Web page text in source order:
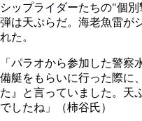
シップライダーたちの"個
弾は天ぷらだ。海老魚雷が
れた。
「パラオから参加した警
備艇をもらいに行った際に
た』と言っていました。天
でしたね」（柿谷氏）